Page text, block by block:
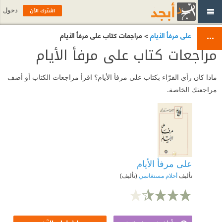
على مرفأ الأيام> مراجعات كتاب على مرفأ الأيام
مراجعات كتاب على مرفأ الأيام
ماذا كان رأي القرّاء بكتاب على مرفأ الأيام؟ اقرأ مراجعات الكتاب أو أضف
مراجعتك الخاصة.
على مرفأ الأيام
تأليفأحلام مستغانمي (تأليف)
اشترك الآن دخول